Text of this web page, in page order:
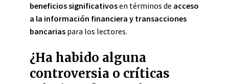
beneficios significativosen términos de acceso
a la información financiera y transacciones
bancarias para los lectores.
¿Ha habido alguna
controversia o críticas